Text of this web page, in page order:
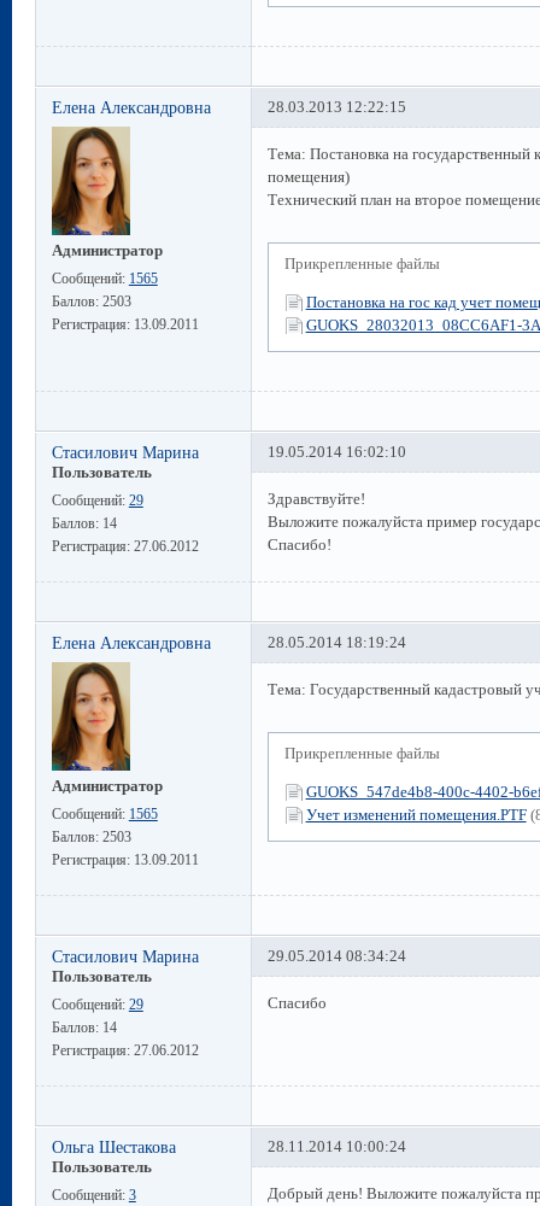
Елена Александровна
Администратор
Сообщений: 1565
Баллов: 2503
Регистрация: 13.09.2011
28.03.2013 12:22:15
Тема: Постановка на государственный
помещения)
Технический план на второе
Прикрепленные файлы
Постановка на гос кад учет
GUOKS_28032013_08CC6AF1-
Стасилович Марина
Пользователь
Сообщений: 29
Баллов: 14
Регистрация: 27.06.2012
19.05.2014 16:02:10
Здравствуйте!
Выложите пожалуйста пример
Спасибо!
Елена Александровна
Администратор
Сообщений: 1565
Баллов: 2503
Регистрация: 13.09.2011
28.05.2014 18:19:24
Тема: Государственный кадастровый
Прикрепленные файлы
GUOKS_547de4b8-400c-4402-
Учет изменений помещения.PTF
Стасилович Марина
Пользователь
Сообщений: 29
Баллов: 14
Регистрация: 27.06.2012
29.05.2014 08:34:24
Спасибо
Ольга Шестакова
Пользователь
Сообщений: 3
28.11.2014 10:00:24
Добрый день! Выложите пожалуйста